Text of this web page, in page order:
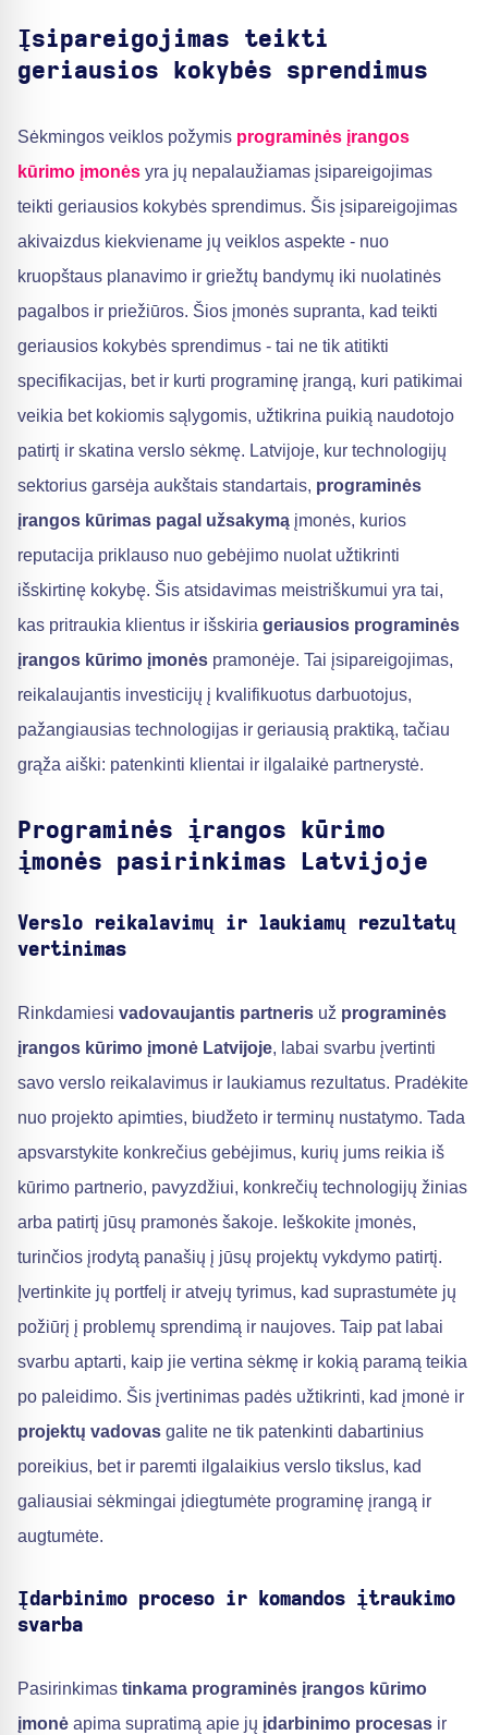
Įsipareigojimas teikti
geriausios kokybės sprendimus
Sėkmingos veiklos požymis programinės įrangos
kūrimo įmonės yra jų nepalaužiamas įsipareigojimas
teikti geriausios kokybės sprendimus. Šis įsipareigojimas
akivaizdus kiekviename jų veiklos aspekte - nuo
kruopštaus planavimo ir griežtų bandymų iki nuolatinės
pagalbos ir priežiūros. Šios įmonės supranta, kad teikti
geriausios kokybės sprendimus - tai ne tik atitikti
specifikacijas, bet ir kurti programinę įrangą, kuri patikimai
veikia bet kokiomis sąlygomis, užtikrina puikią naudotojo
patirtį ir skatina verslo sėkmę. Latvijoje, kur technologijų
sektorius garsėja aukštais standartais, programinės
įrangos kūrimas pagal užsakymą įmonės, kurios
reputacija priklauso nuo gebėjimo nuolat užtikrinti
išskirtinę kokybę. Šis atsidavimas meistriškumui yra tai,
kas pritraukia klientus ir išskiria geriausios programinės
įrangos kūrimo įmonės pramonėje. Tai įsipareigojimas,
reikalaujantis investicijų į kvalifikuotus darbuotojus,
pažangiausias technologijas ir geriausią praktiką, tačiau
grąža aiški: patenkinti klientai ir ilgalaikė partnerystė.
Programinės įrangos kūrimo
įmonės pasirinkimas Latvijoje
Verslo reikalavimų ir laukiamų rezultatų
vertinimas
Rinkdamiesi vadovaujantis partneris už programinės
įrangos kūrimo įmonė Latvijoje, labai svarbu įvertinti
savo verslo reikalavimus ir laukiamus rezultatus. Pradėkite
nuo projekto apimties, biudžeto ir terminų nustatymo. Tada
apsvarstykite konkrečius gebėjimus, kurių jums reikia iš
kūrimo partnerio, pavyzdžiui, konkrečių technologijų žinias
arba patirtį jūsų pramonės šakoje. Ieškokite įmonės,
turinčios įrodytą panašių į jūsų projektų vykdymo patirtį.
Įvertinkite jų portfelį ir atvejų tyrimus, kad suprastumėte jų
požiūrį į problemų sprendimą ir naujoves. Taip pat labai
svarbu aptarti, kaip jie vertina sėkmę ir kokią paramą teikia
po paleidimo. Šis įvertinimas padės užtikrinti, kad įmonė ir
projektų vadovas galite ne tik patenkinti dabartinius
poreikius, bet ir paremti ilgalaikius verslo tikslus, kad
galiausiai sėkmingai įdiegtumėte programinę įrangą ir
augtumėte.
Įdarbinimo proceso ir komandos įtraukimo
svarba
Pasirinkimas tinkama programinės įrangos kūrimo
įmonė apima supratimą apie jų įdarbinimo procesas ir